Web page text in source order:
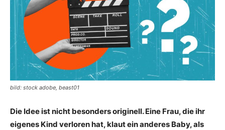
bild: stock adobe, beast01
Die Idee ist nicht besonders originell. Eine Frau, die ihr
eigenes Kind verloren hat, klaut ein anderes Baby, als